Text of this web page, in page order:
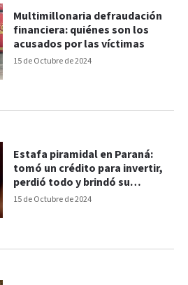
15 de Octubre de 2024
Multimillonaria defraudación
financiera: quiénes son los
acusados por las víctimas
15 de Octubre de 2024
Estafa piramidal en Paraná:
tomó un crédito para invertir,
perdió todo y brindó su
testimonio